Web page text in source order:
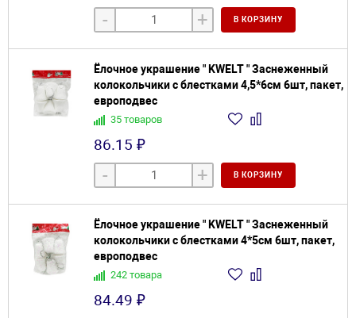
- + В КОРЗИНУ
Ёлочное украшение " KWELT " Заснеженный
колокольчики с блестками 4,5*6см 6шт, пакет,
европодвес
35 товаров
86.15 ₽
- + В КОРЗИНУ
Ёлочное украшение " KWELT " Заснеженный
колокольчики с блестками 4*5см 6шт, пакет,
европодвес
242 товара
84.49 ₽